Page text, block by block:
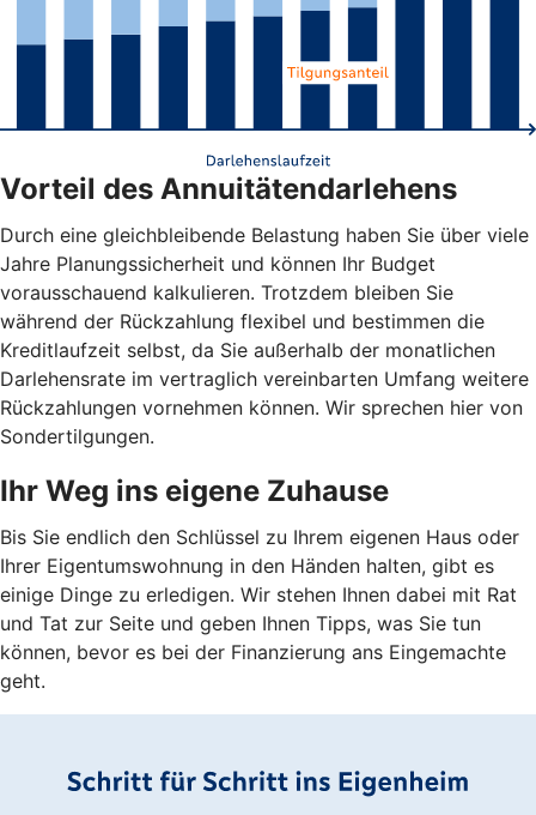
Vorteil des Annuitätendarlehens
Durch eine gleichbleibende Belastung haben Sie über viele
Jahre Planungssicherheit und können Ihr Budget
vorausschauend kalkulieren. Trotzdem bleiben Sie
während der Rückzahlung flexibel und bestimmen die
Kreditlaufzeit selbst, da Sie außerhalb der monatlichen
Darlehensrate im vertraglich vereinbarten Umfang weitere
Rückzahlungen vornehmen können. Wir sprechen hier von
Sondertilgungen.
Ihr Weg ins eigene Zuhause
Bis Sie endlich den Schlüssel zu Ihrem eigenen Haus oder
Ihrer Eigentumswohnung in den Händen halten, gibt es
einige Dinge zu erledigen. Wir stehen Ihnen dabei mit Rat
und Tat zur Seite und geben Ihnen Tipps, was Sie tun
können, bevor es bei der Finanzierung ans Eingemachte
geht.